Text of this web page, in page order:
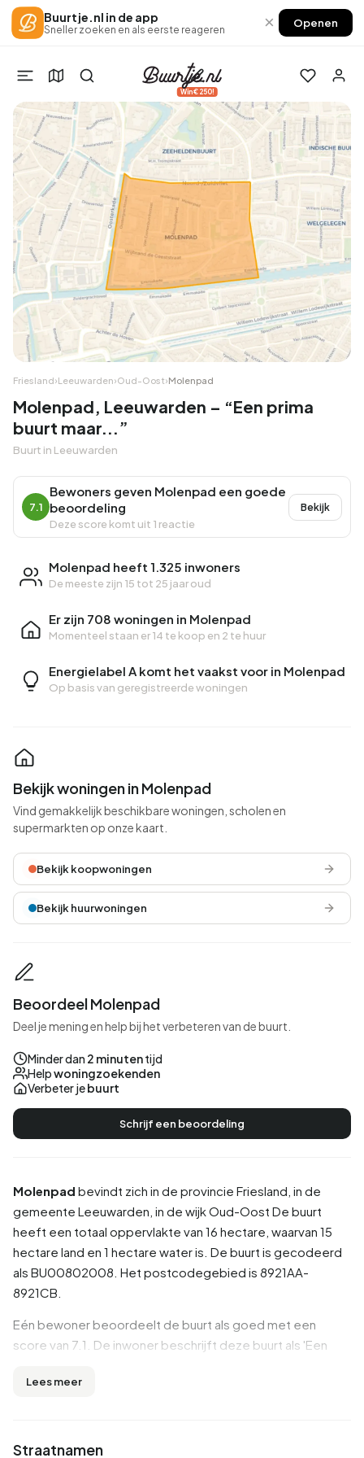
Buurtje.nl in de app
Sneller zoeken en als eerste reageren × Openen
Win €250!
Friesland›Leeuwarden›Oud-Oost›Molenpad
Molenpad, Leeuwarden – “Een prima
buurt maar...”
Buurt in Leeuwarden
7.1
Bewoners geven Molenpad een goede
beoordeling
Deze score komt uit 1 reactie
Bekijk
Molenpad heeft 1.325 inwoners
De meeste zijn 15 tot 25 jaar oud
Er zijn 708 woningen in Molenpad
Momenteel staan er14 te koop en 2 te huur
Energielabel A komt het vaakst voor in Molenpad
Op basis van geregistreerde woningen
Molenpad bevindt zich in de provincie Friesland , in de
gemeente Leeuwarden , in de wijkOud-Oost De buurt
heeft een totaal oppervlakte van 16 hectare, waarvan 15
hectare land en 1 hectare water is. De buurt is gecodeerd
als BU00802008. Het postcodegebied is 8921AA-
8921CB.
Eén bewoner beoordeelt de buurt als goed met een
score van 7.1. De inwoner beschrijft deze buurt als 'Een
beperkt aantal beoordelingen zijn er nog geen duidelijke
Inwoners
Lees meer
Straatnamen
Bekijk woningen in Molenpad
Vind gemakkelijk beschikbare woningen, scholen en
supermarkten op onze kaart.
Bekijk koopwoningen
Bekijk huurwoningen
Beoordeel Molenpad
Deel je mening en help bij het verbeteren van de buurt.
Minder dan 2 minutentijd
Helpwoningzoekenden
Verbeter jebuurt
Schrijf een beoordeling